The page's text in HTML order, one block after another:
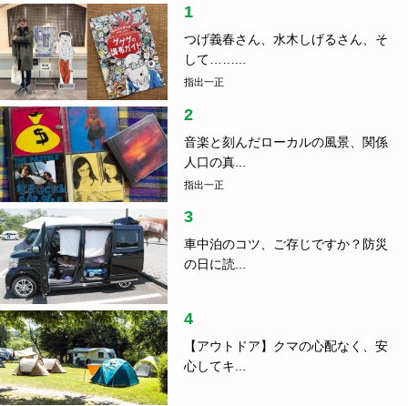
1
つげ義春さん、水木しげるさん、そ
して……...
指出一正
2
音楽と刻んだローカルの風景、関係
人口の真...
指出一正
3
車中泊のコツ、ご存じですか？防災
の日に読...
4
【アウトドア】クマの心配なく、安
心してキ...